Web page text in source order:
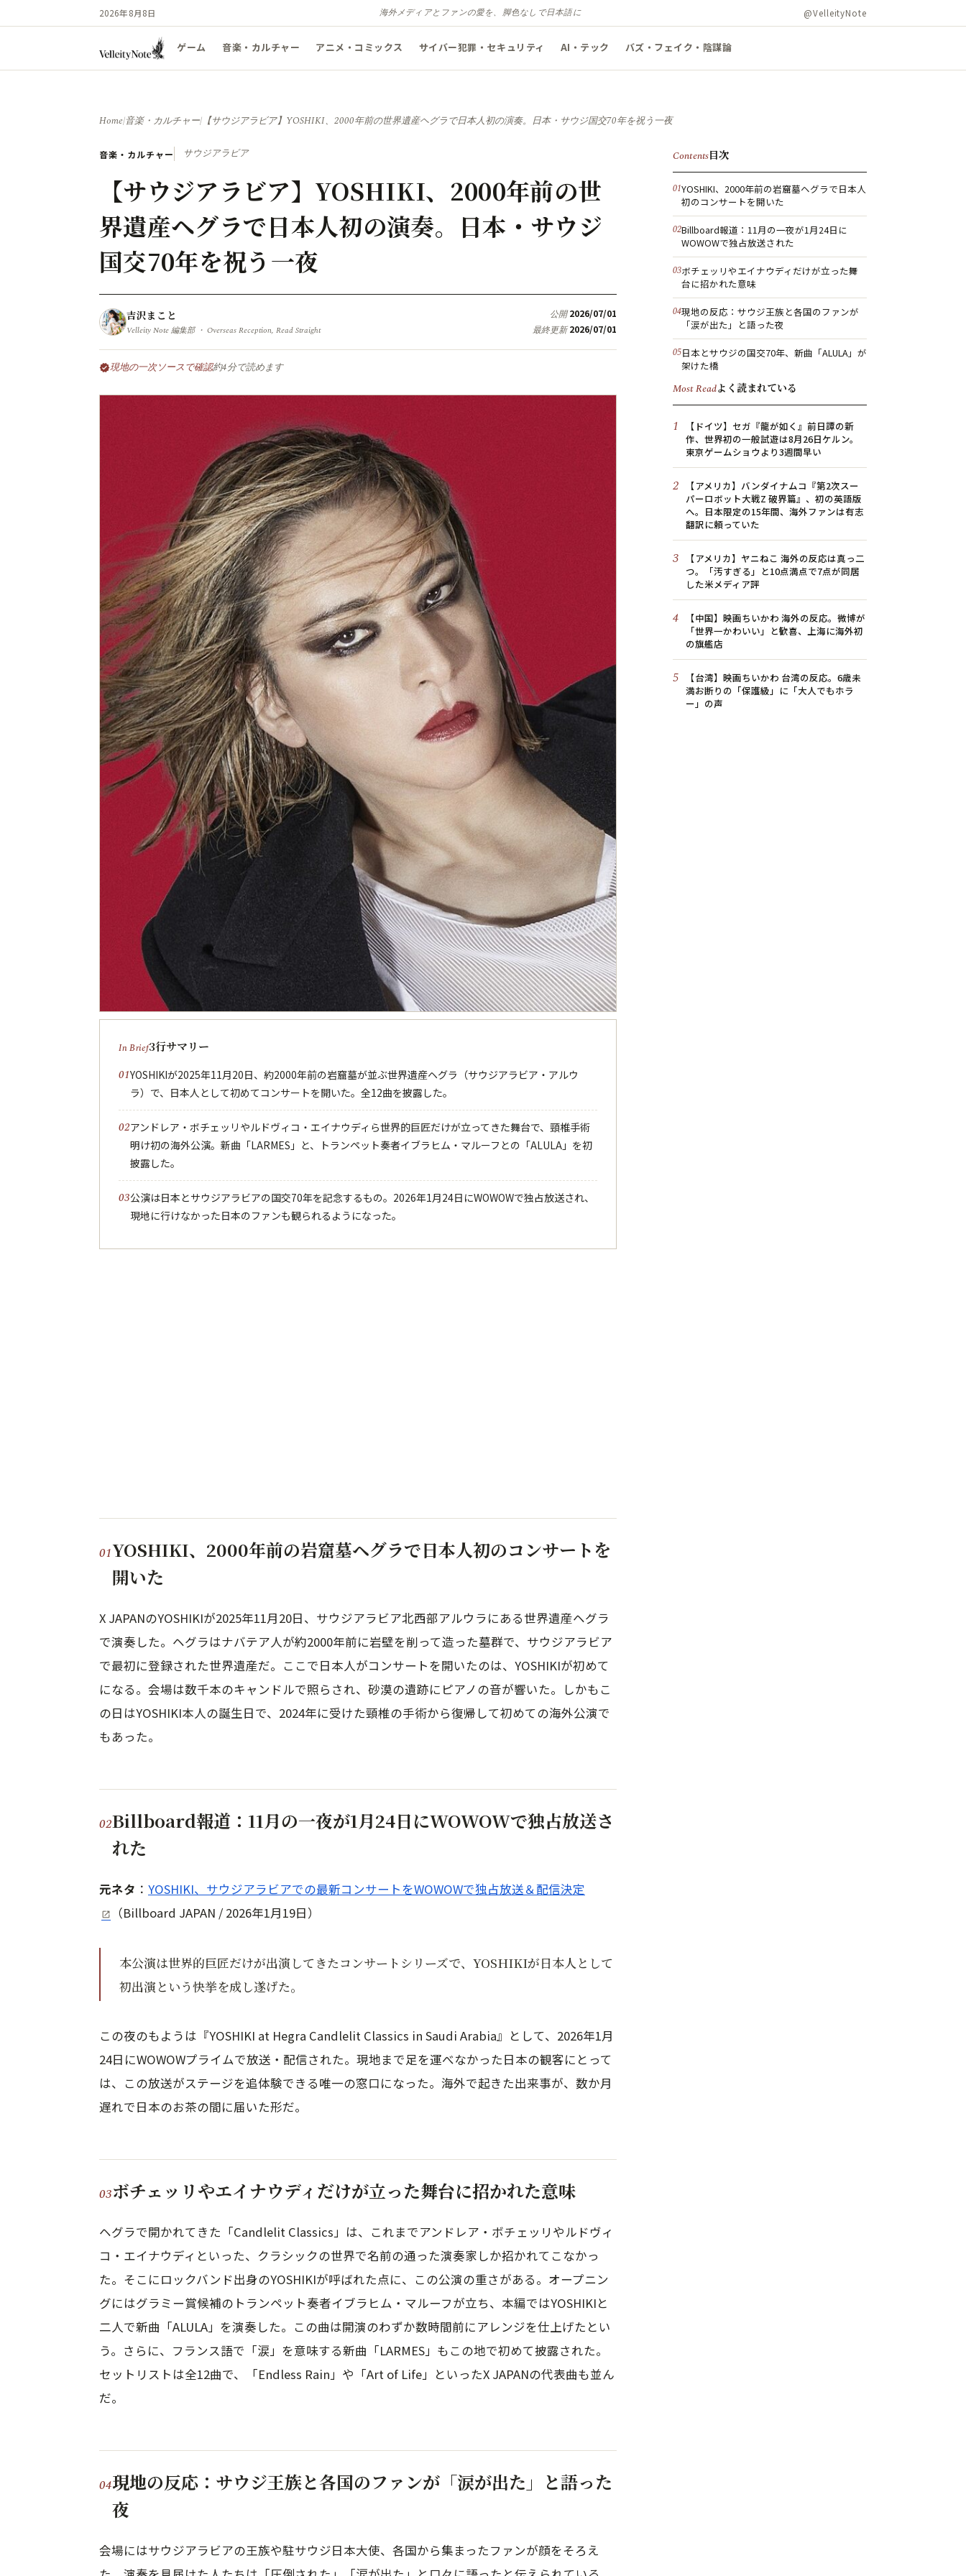
2026年8月8日 海外メディアとファンの愛を、脚色なしで日本語に @VelleityNote
ゲーム 音楽・カルチャー アニメ・コミックス サイバー犯罪・セキュリティ AI・テック バズ・フェイク・陰謀論
Home/音楽・カルチャー/ 【サウジアラビア】YOSHIKI、2000年前の世界遺産ヘグラで日本人初の演奏。日本・サウジ国交70年を祝う一夜
音楽・カルチャー サウジアラビア
【サウジアラビア】YOSHIKI、2000年前の世
界遺産ヘグラで日本人初の演奏。日本・サウジ
国交70年を祝う一夜
吉沢まこと
Velleity Note 編集部 ・ Overseas Reception, Read Straight
公開2026/07/01
最終更新2026/07/01
verified現地の一次ソースで確認約4分で読めます
3行サマリー
YOSHIKIが2025年11月20日、約2000年前の岩窟墓が並ぶ世界遺産ヘグラ（サウジアラビア・アルウ
ラ）で、日本人として初めてコンサートを開いた。全12曲を披露した。
アンドレア・ボチェッリやルドヴィコ・エイナウディら世界的巨匠だけが立ってきた舞台で、頸椎手術
明け初の海外公演。新曲「LARMES」と、トランペット奏者イブラヒム・マルーフとの「ALULA」を初
披露した。
公演は日本とサウジアラビアの国交70年を記念するもの。2026年1月24日にWOWOWで独占放送され、
現地に行けなかった日本のファンも観られるようになった。
YOSHIKI、2000年前の岩窟墓ヘグラで日本人初のコンサートを
開いた
X JAPANのYOSHIKIが2025年11月20日、サウジアラビア北西部アルウラにある世界遺産ヘグラ
で演奏した。ヘグラはナバテア人が約2000年前に岩壁を削って造った墓群で、サウジアラビア
で最初に登録された世界遺産だ。ここで日本人がコンサートを開いたのは、YOSHIKIが初めて
になる。会場は数千本のキャンドルで照らされ、砂漠の遺跡にピアノの音が響いた。しかもこ
の日はYOSHIKI本人の誕生日で、2024年に受けた頸椎の手術から復帰して初めての海外公演で
もあった。
Billboard報道：11月の一夜が1月24日にWOWOWで独占放送さ
れた
元ネタ ： YOSHIKI、サウジアラビアでの最新コンサートをWOWOWで独占放送＆配信決定
（Billboard JAPAN / 2026年1月19日）
本公演は世界的巨匠だけが出演してきたコンサートシリーズで、YOSHIKIが日本人として
初出演という快挙を成し遂げた。
この夜のもようは『YOSHIKI at Hegra Candlelit Classics in Saudi Arabia』として、2026年1月
24日にWOWOWプライムで放送・配信された。現地まで足を運べなかった日本の観客にとって
は、この放送がステージを追体験できる唯一の窓口になった。海外で起きた出来事が、数か月
遅れで日本のお茶の間に届いた形だ。
ボチェッリやエイナウディだけが立った舞台に招かれた意味
ヘグラで開かれてきた「Candlelit Classics」は、これまでアンドレア・ボチェッリやルドヴィ
コ・エイナウディといった、クラシックの世界で名前の通った演奏家しか招かれてこなかっ
た。そこにロックバンド出身のYOSHIKIが呼ばれた点に、この公演の重さがある。オープニン
グにはグラミー賞候補のトランペット奏者イブラヒム・マルーフが立ち、本編ではYOSHIKIと
二人で新曲「ALULA」を演奏した。この曲は開演のわずか数時間前にアレンジを仕上げたとい
う。さらに、フランス語で「涙」を意味する新曲「LARMES」もこの地で初めて披露された。
セットリストは全12曲で、「Endless Rain」や「Art of Life」といったX JAPANの代表曲も並ん
だ。
現地の反応：サウジ王族と各国のファンが「涙が出た」と語った
夜
会場にはサウジアラビアの王族や駐サウジ日本大使、各国から集まったファンが顔をそろえ
Contents目次
YOSHIKI、2000年前の岩窟墓ヘグラで日本人
初のコンサートを開いた
Billboard報道：11月の一夜が1月24日に
WOWOWで独占放送された
ボチェッリやエイナウディだけが立った舞
台に招かれた意味
現地の反応：サウジ王族と各国のファンが
「涙が出た」と語った夜
日本とサウジの国交70年、新曲「ALULA」が
架けた橋
Most Readよく読まれている
1
【ドイツ】セガ『龍が如く』前日譚の新
作、世界初の一般試遊は8月26日ケルン。
東京ゲームショウより3週間早い
2
【アメリカ】バンダイナムコ『第2次スー
パーロボット大戦Z 破界篇』、初の英語版
へ。日本限定の15年間、海外ファンは有志
翻訳に頼っていた
3
【アメリカ】ヤニねこ 海外の反応は真っ二
つ。「汚すぎる」と10点満点で7点が同居
した米メディア評
4
【中国】映画ちいかわ 海外の反応。微博が
「世界一かわいい」と歓喜、上海に海外初
の旗艦店
5
【台湾】映画ちいかわ 台湾の反応。6歳未
満お断りの「保護級」に「大人でもホラ
ー」の声